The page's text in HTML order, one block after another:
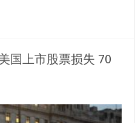
国上市股票损失 70